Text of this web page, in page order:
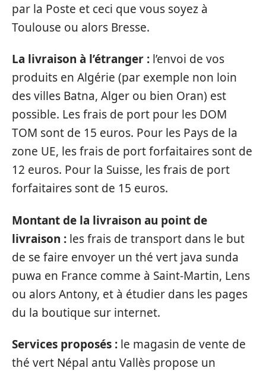
par la Poste et ceci que vous soyez à
Toulouse ou alors Bresse.
La livraison à l’étranger : l’envoi de vos
produits en Algérie (par exemple non loin
des villes Batna, Alger ou bien Oran) est
possible. Les frais de port pour les DOM
TOM sont de 15 euros. Pour les Pays de la
zone UE, les frais de port forfaitaires sont de
12 euros. Pour la Suisse, les frais de port
forfaitaires sont de 15 euros.
Montant de la livraison au point de
livraison : les frais de transport dans le but
de se faire envoyer un thé vert java sunda
puwa en France comme à Saint-Martin, Lens
ou alors Antony, et à étudier dans les pages
du la boutique sur internet.
Services proposés : le magasin de vente de
thé vert Népal antu Vallès propose un